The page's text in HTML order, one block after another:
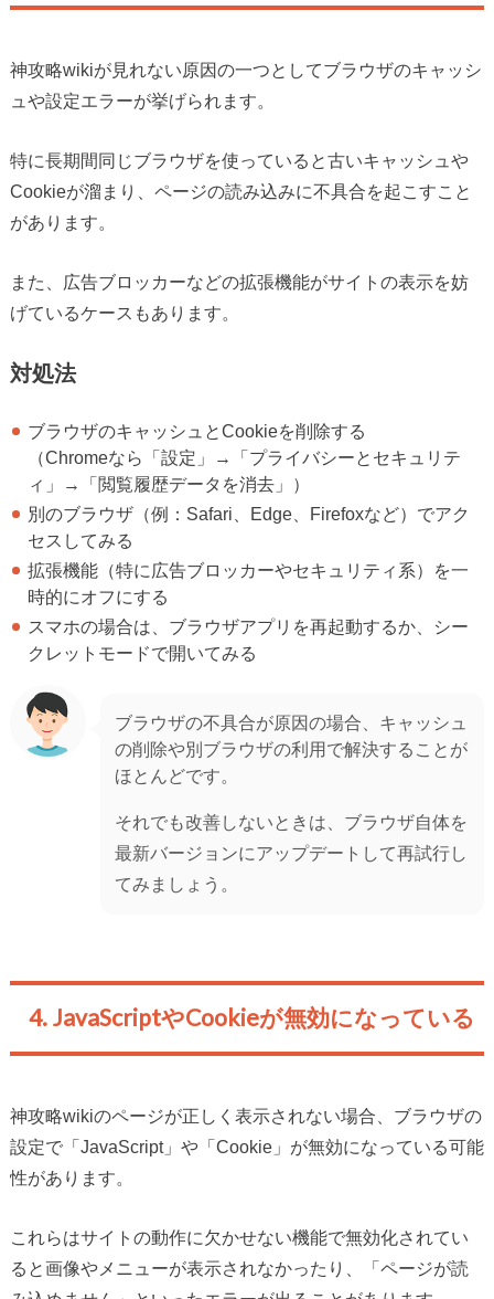
神攻略wikiが見れない原因の一つとしてブラウザのキャッシ
ュや設定エラーが挙げられます。
特に長期間同じブラウザを使っていると古いキャッシュや
Cookieが溜まり、ページの読み込みに不具合を起こすこと
があります。
また、広告ブロッカーなどの拡張機能がサイトの表示を妨
げているケースもあります。
対処法
ブラウザのキャッシュとCookieを削除する
（Chromeなら「設定」→「プライバシーとセキュリテ
ィ」→「閲覧履歴データを消去」）
別のブラウザ（例：Safari、Edge、Firefoxなど）でアク
セスしてみる
拡張機能（特に広告ブロッカーやセキュリティ系）を一
時的にオフにする
スマホの場合は、ブラウザアプリを再起動するか、シー
クレットモードで開いてみる
ブラウザの不具合が原因の場合、キャッシュ
の削除や別ブラウザの利用で解決することが
ほとんどです。
それでも改善しないときは、ブラウザ自体を
最新バージョンにアップデートして再試行し
てみましょう。
4. JavaScriptやCookieが無効になっている
神攻略wikiのページが正しく表示されない場合、ブラウザの
設定で「JavaScript」や「Cookie」が無効になっている可能
性があります。
これらはサイトの動作に欠かせない機能で無効化されてい
ると画像やメニューが表示されなかったり、「ページが読